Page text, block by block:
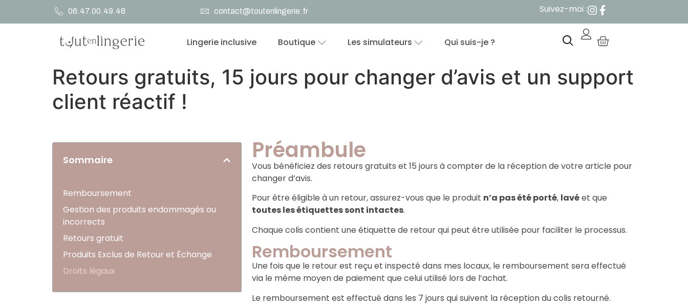
06.47.00.49.48 contact@toutenlingerie.fr Suivez-moi :
Lingerie inclusive Boutique Les simulateurs Qui suis-je ?
Retours gratuits, 15 jours pour changer d’avis et un support
client réactif !
Sommaire
Remboursement
Gestion des produits endommagés ou
incorrects
Retours gratuit
Produits Exclus de Retour et Échange
Droits légaux
Préambule
Vous bénéficiez des retours gratuits et 15 jours à compter de la réception de votre article pour
changer d’avis.
Pour être éligible à un retour, assurez-vous que le produit n’a pas été porté, lavéet que
toutes les étiquettes sont intactes.
Chaque colis contient une étiquette de retour qui peut être utilisée pour faciliter le processus.
Remboursement
Une fois que le retour est reçu et inspecté dans mes locaux, le remboursement sera effectué
via le même moyen de paiement que celui utilisé lors de l’achat.
Le remboursement est effectué dans les 7 jours qui suivent la réception du colis retourné.